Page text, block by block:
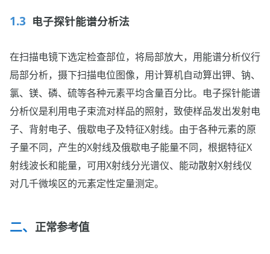
电子探针能谱分析法
在扫描电镜下选定检查部位，将局部放大，用能谱分析仪行
局部分析，摄下扫描电位图像，用计算机自动算出钾、钠、
氯、镁、磷、硫等各种元素平均含量百分比。电子探针能谱
分析仪是利用电子束流对样品的照射，致使样品发出发射电
子、背射电子、俄歇电子及特征X射线。由于各种元素的原
子量不同，产生的X射线及俄歇电子能量不同，根据特征X
射线波长和能量，可用X射线分光谱仪、能动散射X射线仪
对几千微埃区的元素定性定量测定。
正常参考值